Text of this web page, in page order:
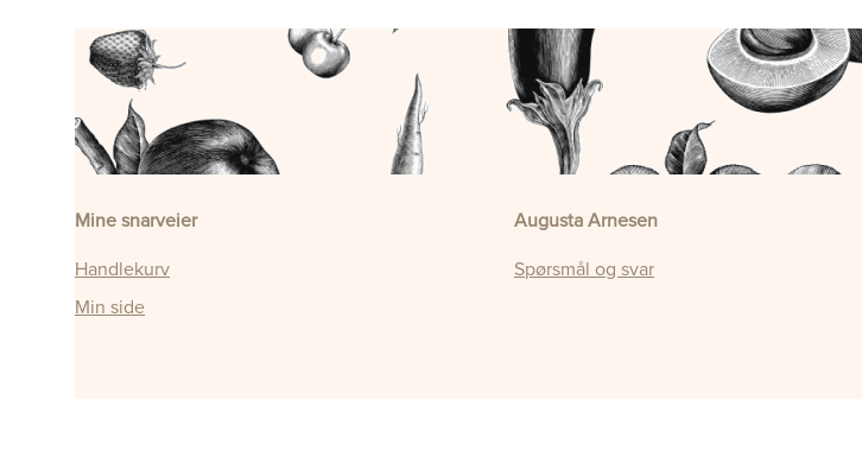
Mine snarveier
Handlekurv
Min side
Augusta Arnesen
Spørsmål og svar